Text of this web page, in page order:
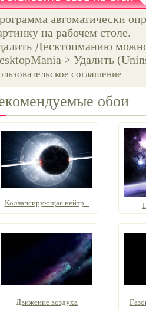
автоматически
на рабочем столе.
Десктопманию
> Удалить
соглашение
обои
Коллапсирующая нейтр...
Движение воздуха